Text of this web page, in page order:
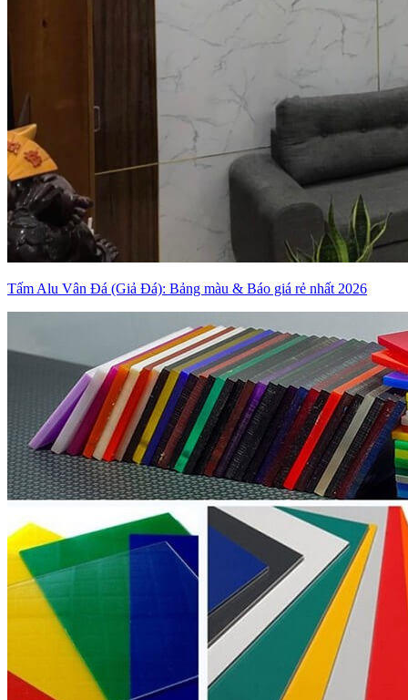
Tấm Alu Vân Đá (Giả Đá): Bảng màu & Báo giá rẻ nhất 2026